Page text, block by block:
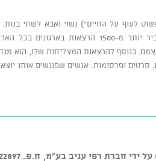
לעוף על החיים”) נשוי ואבא לשתי בנות.
ברעננה והיום מתגורר בתל אביב. עד עכשיו, בן העביר יותר מ-
בנוסף להרצאות המצליחות שלו, הוא
סרטים ופרסומות. אנשים שפוגשים אותו